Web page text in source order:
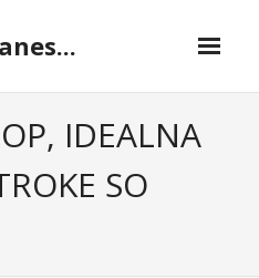
IDEALNA
SO